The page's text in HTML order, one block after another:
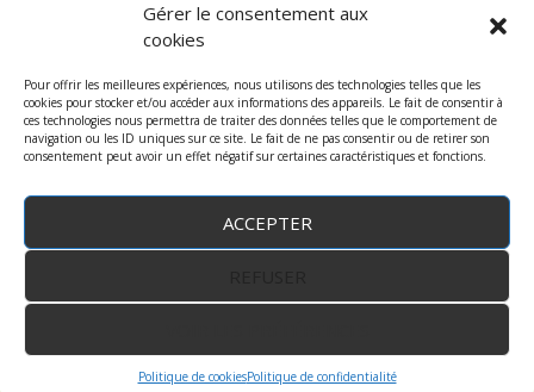
Gérer le consentement aux
cookies
Pour offrir les meilleures expériences, nous utilisons des technologies telles que les
cookies pour stocker et/ou accéder aux informations des appareils. Le fait de consentir à
ces technologies nous permettra de traiter des données telles que le comportement de
navigation ou les ID uniques sur ce site. Le fait de ne pas consentir ou de retirer son
consentement peut avoir un effet négatif sur certaines caractéristiques et fonctions.
ACCEPTER
Politique de cookiesPolitique de confidentialité
lorcana
protègeprécommandesetsleeve
terre trois unlockursula étincelant
Copyright © 2023 robindesjeux.com -Mentions